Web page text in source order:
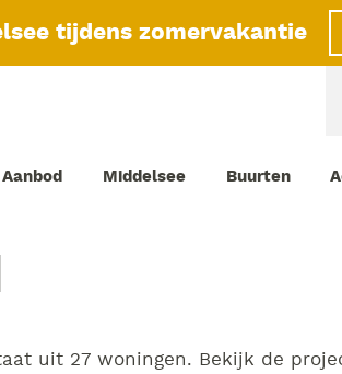
tijdens zomervakantie
Aanbod Middelsee Buurten
uit 27 woningen. Bekijk de